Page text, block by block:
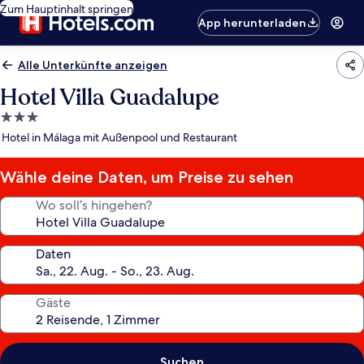
Zum Hauptinhalt springen
App herunterladen
Alle Unterkünfte anzeigen
Hotel Villa Guadalupe
3.0-
Sterne-
Hotel in Málaga mit Außenpool und Restaurant
Wähle deine Daten, um Preise zu sehen
Wo soll’s hingehen?
Daten
Gäste